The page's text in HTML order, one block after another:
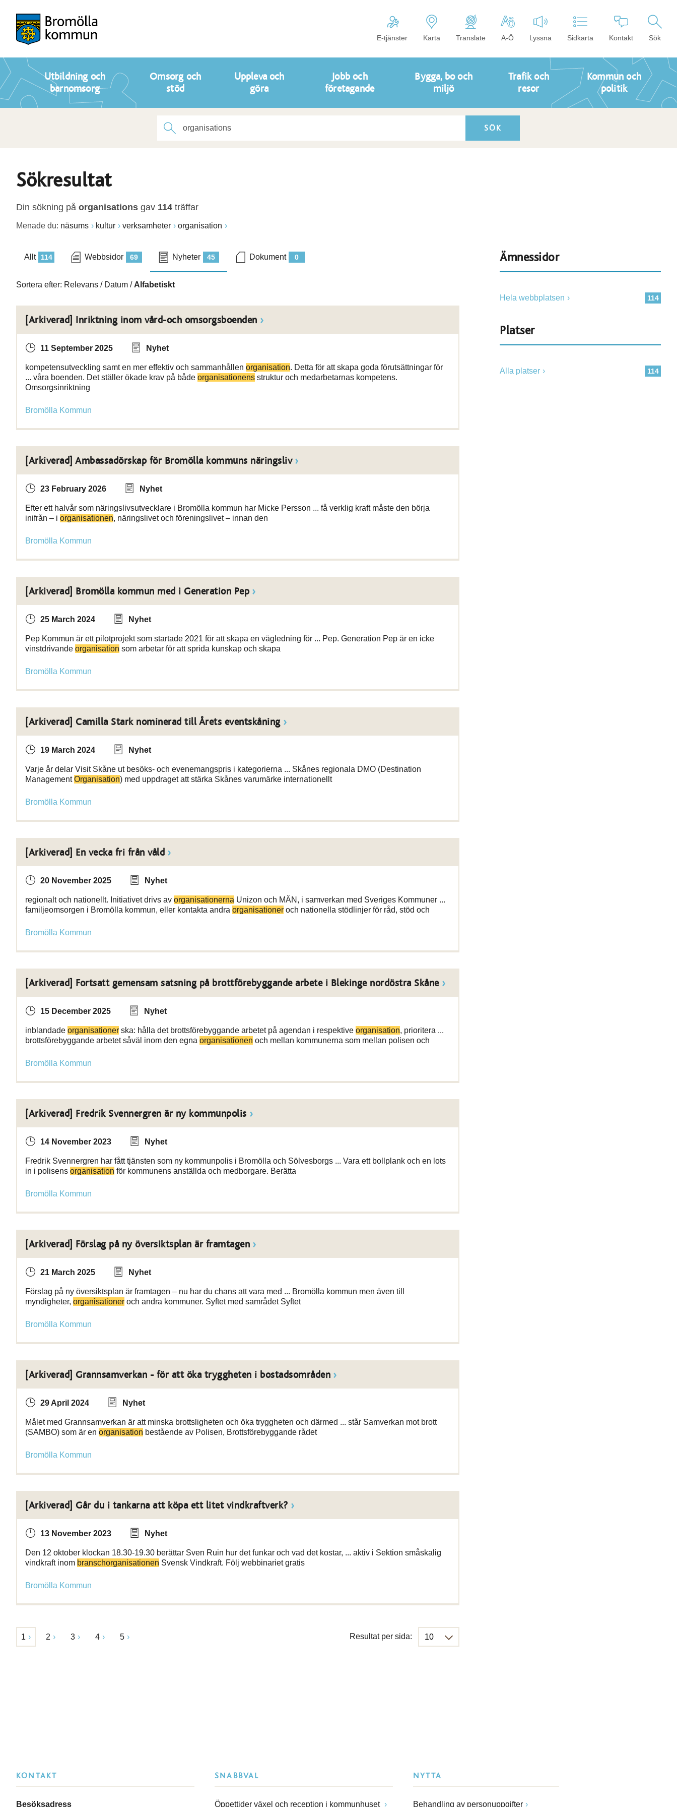
E-tjänster Karta Translate A-Ö Lyssna Sidkarta Kontakt Sök
Utbildning och
barnomsorg
Omsorg och
stöd
Uppleva och
göra
Jobb och
företagande
Bygga, bo och
miljö
Trafik och
resor
Kommun och
politik
Sökresultat
Din sökning på organisations gav 114 träffar
Menade du: näsums kultur verksamheter organisation
114
Allt 69
Webbsidor 45
Nyheter 0
Dokument
Sortera efter: Relevans / Datum / Alfabetiskt
[Arkiverad] Inriktning inom vård-och omsorgsboenden
11 September 2025 Nyhet
kompetensutveckling samt en mer effektiv och sammanhållen organisation. Detta för att skapa goda förutsättningar för
... våra boenden. Det ställer ökade krav på både organisationens struktur och medarbetarnas kompetens.
Omsorgsinriktning
Bromölla Kommun
[Arkiverad] Ambassadörskap för Bromölla kommuns näringsliv
23 February 2026 Nyhet
Efter ett halvår som näringslivsutvecklare i Bromölla kommun har Micke Persson ... få verklig kraft måste den börja
inifrån – i organisationen, näringslivet och föreningslivet – innan den
Bromölla Kommun
[Arkiverad] Bromölla kommun med i Generation Pep
25 March 2024 Nyhet
Pep Kommun är ett pilotprojekt som startade 2021 för att skapa en vägledning för ... Pep. Generation Pep är en icke
vinstdrivande organisation som arbetar för att sprida kunskap och skapa
Bromölla Kommun
[Arkiverad] Camilla Stark nominerad till Årets eventskåning
19 March 2024 Nyhet
Varje år delar Visit Skåne ut besöks- och evenemangspris i kategorierna ... Skånes regionala DMO (Destination
ManagementOrganisation) med uppdraget att stärka Skånes varumärke internationellt
Bromölla Kommun
[Arkiverad] En vecka fri från våld
20 November 2025 Nyhet
regionalt och nationellt. Initiativet drivs av organisationerna Unizon och MÄN, i samverkan med Sveriges Kommuner ...
familjeomsorgen i Bromölla kommun, eller kontakta andra organisationer och nationella stödlinjer för råd, stöd och
Bromölla Kommun
[Arkiverad] Fortsatt gemensam satsning på brottförebyggande arbete i Blekinge nordöstra Skåne
15 December 2025 Nyhet
inblandade organisationer ska: hålla det brottsförebyggande arbetet på agendan i respektive organisation, prioritera ...
brottsförebyggande arbetet såväl inom den egna organisationen och mellan kommunerna som mellan polisen och
Bromölla Kommun
[Arkiverad] Fredrik Svennergren är ny kommunpolis
14 November 2023 Nyhet
Fredrik Svennergren har fått tjänsten som ny kommunpolis i Bromölla och Sölvesborgs ... Vara ett bollplank och en lots
in i polisens organisation för kommunens anställda och medborgare. Berätta
Bromölla Kommun
[Arkiverad] Förslag på ny översiktsplan är framtagen
21 March 2025 Nyhet
Förslag på ny översiktsplan är framtagen – nu har du chans att vara med ... Bromölla kommun men även till
myndigheter, organisationer och andra kommuner. Syftet med samrådet Syftet
Bromölla Kommun
[Arkiverad] Grannsamverkan - för att öka tryggheten i bostadsområden
29 April 2024 Nyhet
Målet med Grannsamverkan är att minska brottsligheten och öka tryggheten och därmed ... står Samverkan mot brott
(SAMBO) som är en organisation bestående av Polisen, Brottsförebyggande rådet
Bromölla Kommun
[Arkiverad] Går du i tankarna att köpa ett litet vindkraftverk?
13 November 2023 Nyhet
Den 12 oktober klockan 18.30-19.30 berättar Sven Ruin hur det funkar och vad det kostar, ... aktiv i Sektion småskalig
vindkraft inom branschorganisationen Svensk Vindkraft. Följ webbinariet gratis
Bromölla Kommun
1 2 3 4 5 Resultat per sida:
Ämnessidor
114
Hela webbplatsen
Platser
114
Alla platser
KONTAKT
Besöksadress
SNABBVAL
Öppettider växel och reception i kommunhuset
NYTTA
Behandling av personuppgifter